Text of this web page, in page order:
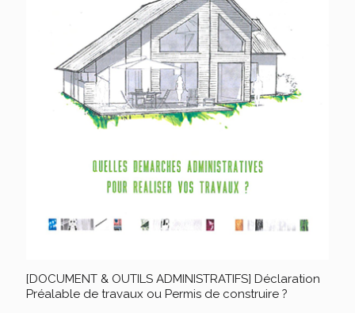
[DOCUMENT & OUTILS ADMINISTRATIFS] Déclaration
Préalable de travaux ou Permis de construire ?